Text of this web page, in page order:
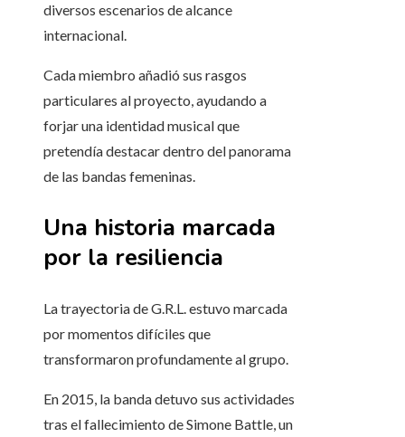
diversos escenarios de alcance
internacional.
Cada miembro añadió sus rasgos
particulares al proyecto, ayudando a
forjar una identidad musical que
pretendía destacar dentro del panorama
de las bandas femeninas.
Una historia marcada
por la resiliencia
La trayectoria de G.R.L. estuvo marcada
por momentos difíciles que
transformaron profundamente al grupo.
En 2015, la banda detuvo sus actividades
tras el fallecimiento de Simone Battle, un